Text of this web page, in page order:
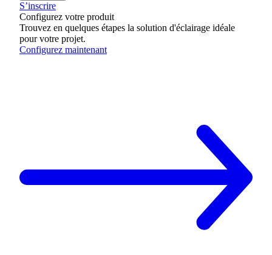
S’inscrire
Configurez votre produit
Trouvez en quelques étapes la solution d'éclairage idéale
pour votre projet.
Configurez maintenant